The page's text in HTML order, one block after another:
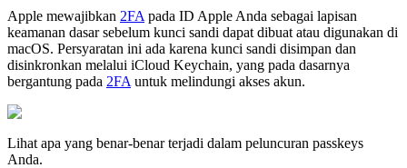
Apple mewajibkan 2FA pada ID Apple Anda sebagai lapisan
keamanan dasar sebelum kunci sandi dapat dibuat atau digunakan di
macOS. Persyaratan ini ada karena kunci sandi disimpan dan
disinkronkan melalui iCloud Keychain, yang pada dasarnya
bergantung pada 2FA untuk melindungi akses akun.
Lihat apa yang benar-benar terjadi dalam peluncuran passkeys
Anda.